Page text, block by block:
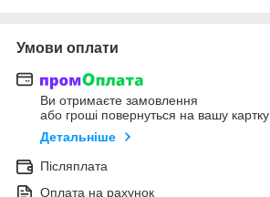
Умови оплати
Ви отримаєте замовлення
або гроші повернуться на вашу картку
Детальніше
Післяплата
Оплата на рахунок